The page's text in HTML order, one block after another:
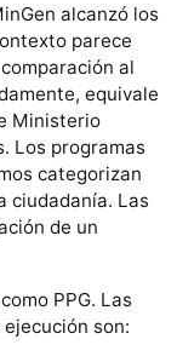
alcanzó los
parece
al
equivale
Ministerio
Los programas
categorizan
ciudadanía. Las
de un
PPG. Las
son: